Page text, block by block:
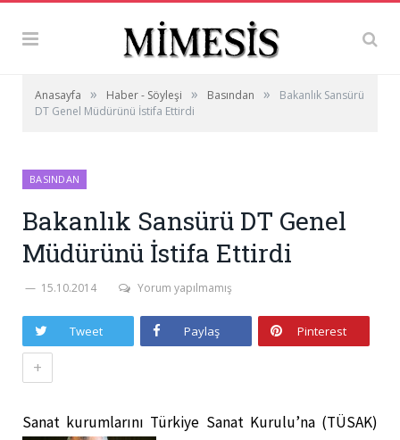
Anasayfa » Haber - Söyleşi » Basından »
Bakanlık Sansürü
DT Genel Müdürünü İstifa Ettirdi
BASINDAN
Bakanlık Sansürü DT Genel
Müdürünü İstifa Ettirdi
15.10.2014 Yorum yapılmamış
Tweet Paylaş Pinterest
+
Sanat kurumlarını Türkiye Sanat Kurulu’na (TÜSAK)